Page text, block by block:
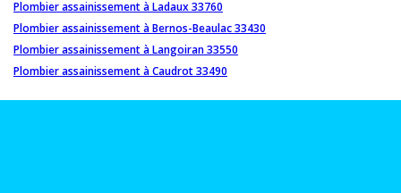
Plombier assainissement à Ladaux 33760
Plombier assainissement à Bernos-Beaulac 33430
Plombier assainissement à Langoiran 33550
Plombier assainissement à Caudrot 33490